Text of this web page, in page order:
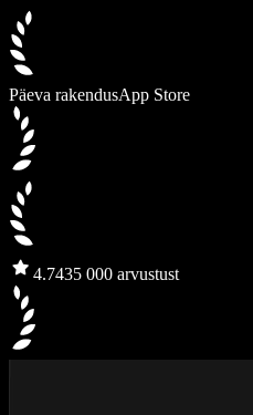
Päeva rakendusApp Store
4.7435 000 arvustust